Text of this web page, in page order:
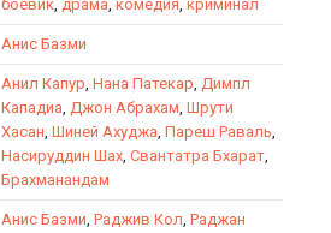
боевик, драма, комедия, криминал
Анис Базми
Анил Капур, Нана Патекар, Димпл
Кападиа, Джон Абрахам, Шрути
Хасан, Шиней Ахуджа, Пареш Раваль,
Насируддин Шах, Свантатра Бхарат,
Брахманандам
Анис Базми, Раджив Кол, Раджан